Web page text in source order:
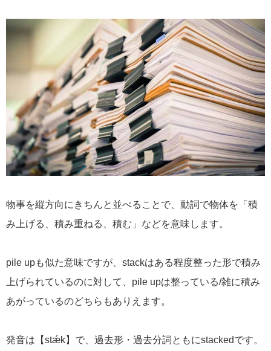
物事を縦方向にきちんと並べることで、動詞で物体を「積
み上げる、積み重ねる、積む」などを意味します。
pile upも似た意味ですが、stackはある程度整った形で積み
上げられているのに対して、pile upは整っている/雑に積み
あがっているのどちらもありえます。
発音は【stǽk】で、過去形・過去分詞ともにstackedです。